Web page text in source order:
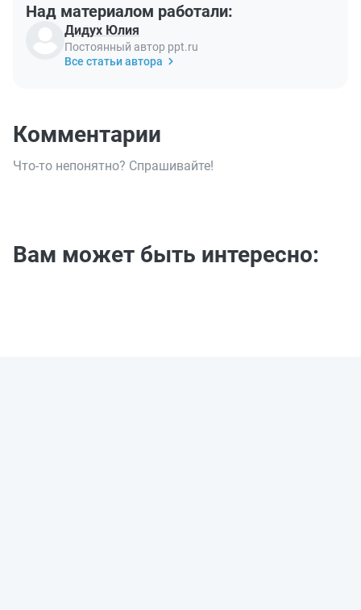
Над материалом работали:
Дидух Юлия
Постоянный автор ppt.ru
Все статьи автора
Комментарии
Что-то непонятно? Спрашивайте!
Вам может быть интересно: